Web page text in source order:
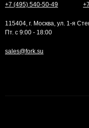
+7 (495) 540-50-49
115404, г. Москва, ул. 1-я
Пт. с 9:00 - 18:00
sales@fork.su